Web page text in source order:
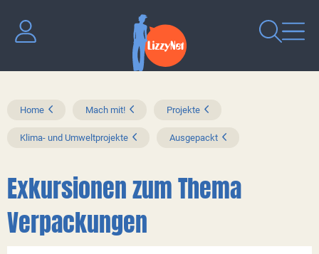
Home Mach mit! Projekte
Klima- und Umweltprojekte Ausgepackt
Exkursionen zum Thema
Verpackungen